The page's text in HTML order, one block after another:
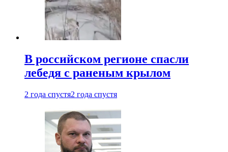
В российском регионе спасли
лебедя с раненым крылом
2 года спустя2 года спустя